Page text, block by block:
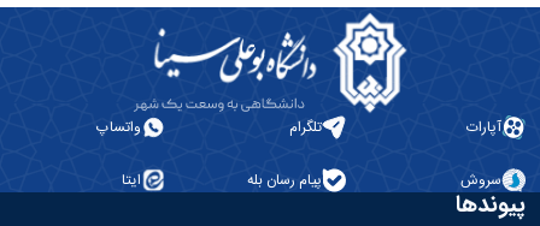
آپارات تلگرام واتساپ
سروش پیام رسان بله ایتا
پیوندها